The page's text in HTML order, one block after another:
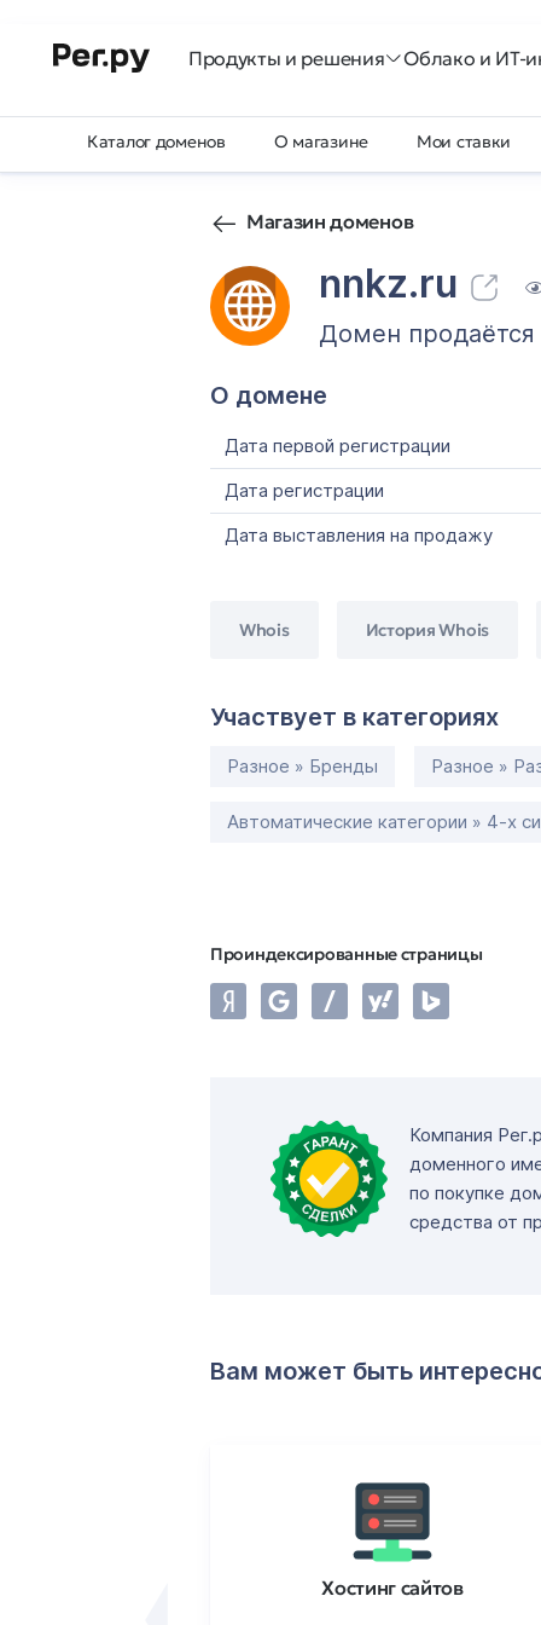
Продукты и решения Облако и ИТ-
Каталог доменов О магазине Мои ставки
Магазин доменов
nnkz.ru
Домен продаётся
О домене
Дата первой регистрации
Дата регистрации
Дата выставления на продажу
Whois История Whois
Участвует в категориях
Разное » Бренды Разное »
Автоматические категории » 4-х
Проиндексированные страницы
Компания
доменного
по покупке
средства от
Вам может быть
Хостинг сайтов